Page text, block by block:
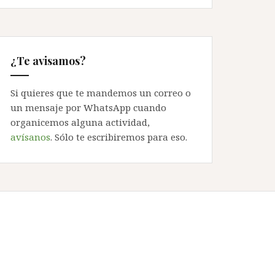
¿Te avisamos?
Si quieres que te mandemos un correo o
un mensaje por WhatsApp cuando
organicemos alguna actividad,
avísanos. Sólo te escribiremos para eso.